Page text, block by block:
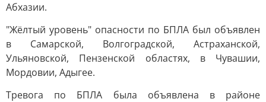
Абхазии.
"Жёлтый уровень" опасности по БПЛА был объявлен
в Самарской, Волгоградской, Астраханской,
Ульяновской, Пензенской областях, в Чувашии,
Мордовии, Адыгее.
Тревога по БПЛА была объявлена в районе